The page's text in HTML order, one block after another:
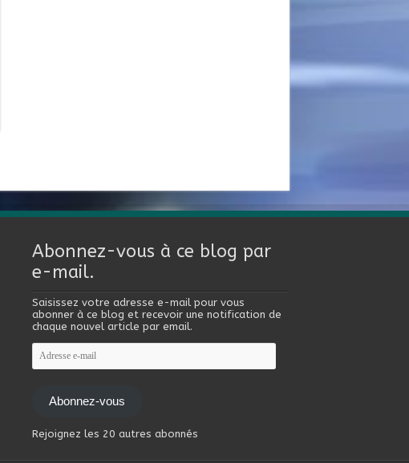
Abonnez-vous à ce blog par
e-mail.
Saisissez votre adresse e-mail pour vous
abonner à ce blog et recevoir une notification de
chaque nouvel article par email.
Adresse
e-
mail
Abonnez-vous
Rejoignez les 20 autres abonnés